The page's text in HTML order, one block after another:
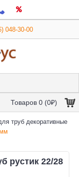
048-30-00
Товаров 0 (0₽)
труб декоративные
рустик 22/28